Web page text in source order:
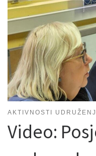
AKTIVNOSTI
Video: